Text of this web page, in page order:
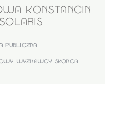
KONSTANCIN –
PUBLICZNA
WYZNAWCY SŁOŃCA